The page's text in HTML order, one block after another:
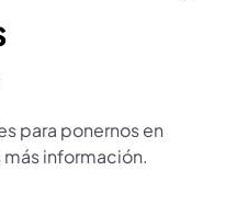
para ponernos en
información.